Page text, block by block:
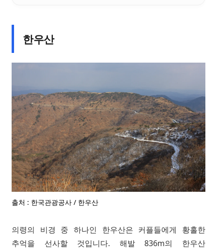
한우산
출처 : 한국관광공사 / 한우산
의령의 비경 중 하나인 한우산은 커플들에게 황홀한
추억을 선사할 것입니다. 해발 836m의 한우산